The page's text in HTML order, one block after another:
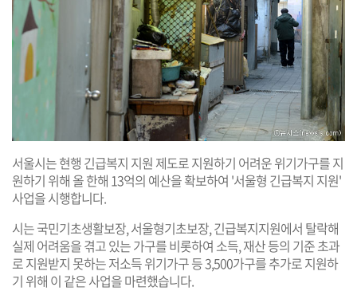
서울시는 현행 긴급복지 지원 제도로 지원하기 어려운 위기가구를 지
원하기 위해 올 한해 13억의 예산을 확보하여 '서울형 긴급복지 지원'
사업을 시행합니다.
시는 국민기초생활보장, 서울형기초보장, 긴급복지지원에서 탈락해
실제 어려움을 겪고 있는 가구를 비롯하여 소득, 재산 등의 기준 초과
로 지원받지 못하는 저소득 위기가구 등 3,500가구를 추가로 지원하
기 위해 이 같은 사업을 마련했습니다.